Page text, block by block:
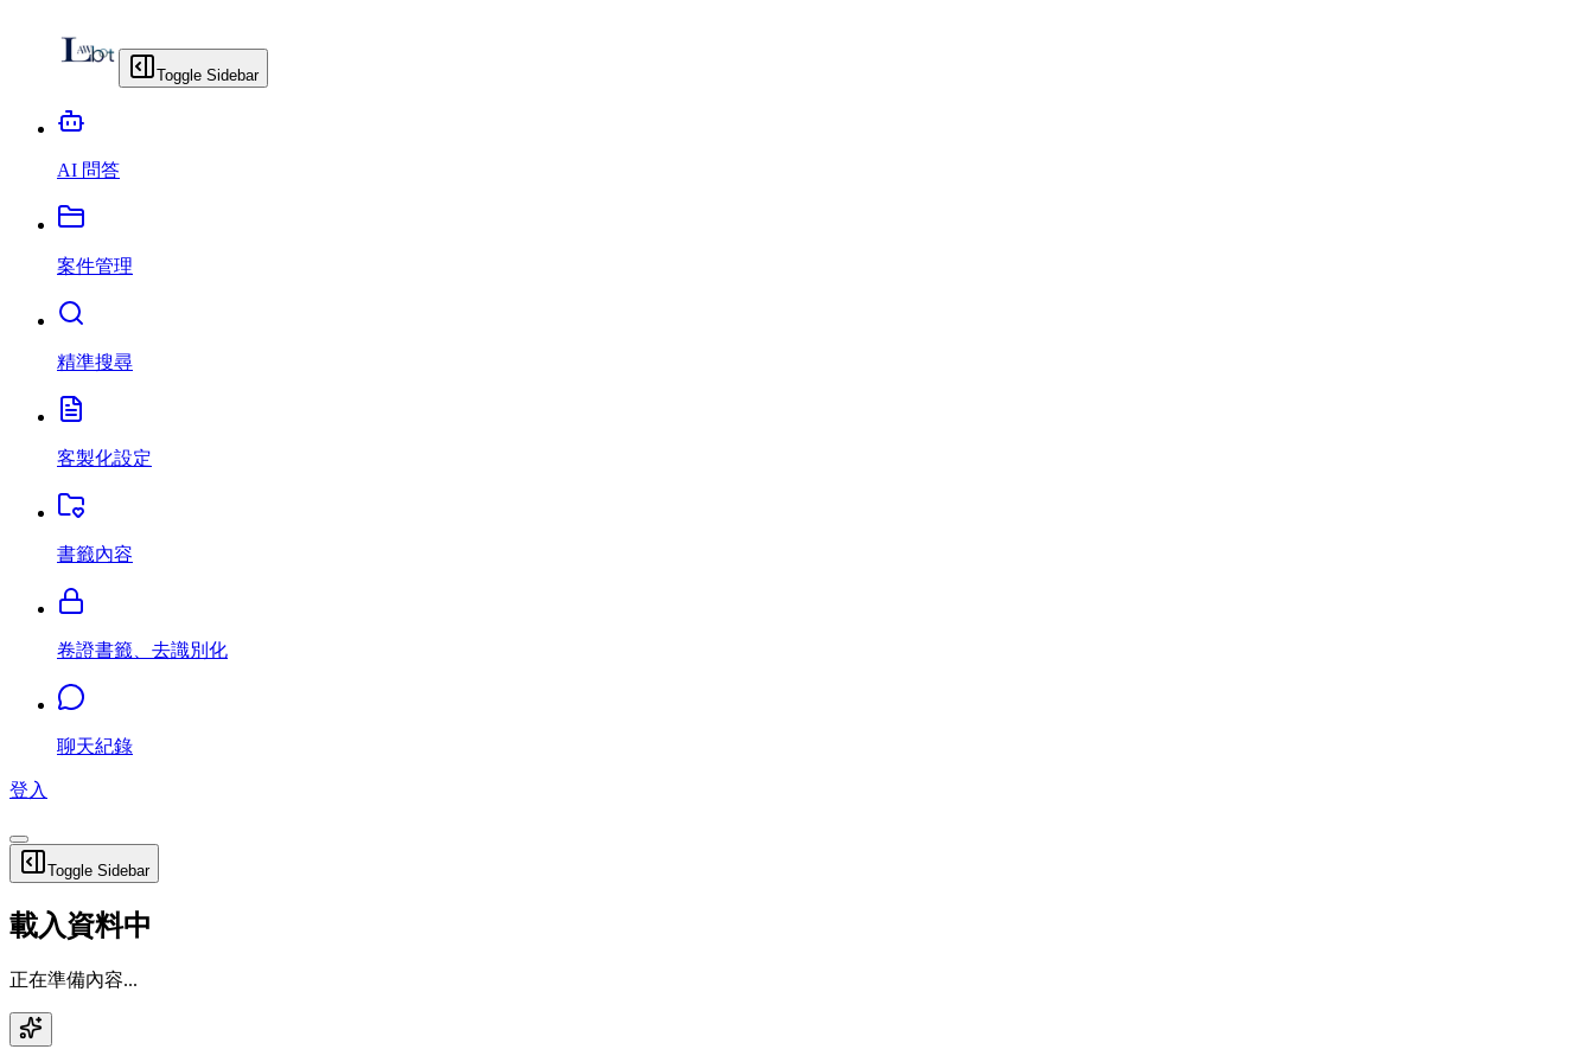
Toggle Sidebar
AI 問答
案件管理
精準搜尋
客製化設定
書籤內容
卷證書籤、去識別化
聊天紀錄
登入
Toggle Sidebar
載入資料中
正在準備內容...